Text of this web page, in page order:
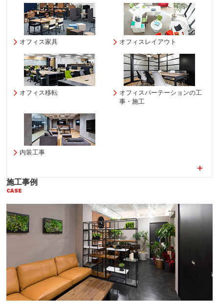
オフィス家具 オフィスレイアウト
オフィス移転
オフィスパーテーションの工
事・施工
内装工事
施工事例
CASE